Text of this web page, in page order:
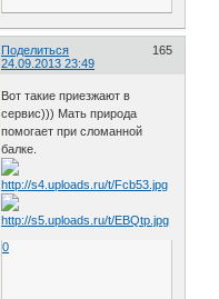
Поделиться
165
24.09.2013 23:49
Вот такие приезжают в
сервис))) Мать природа
помогает при сломанной
балке.
0